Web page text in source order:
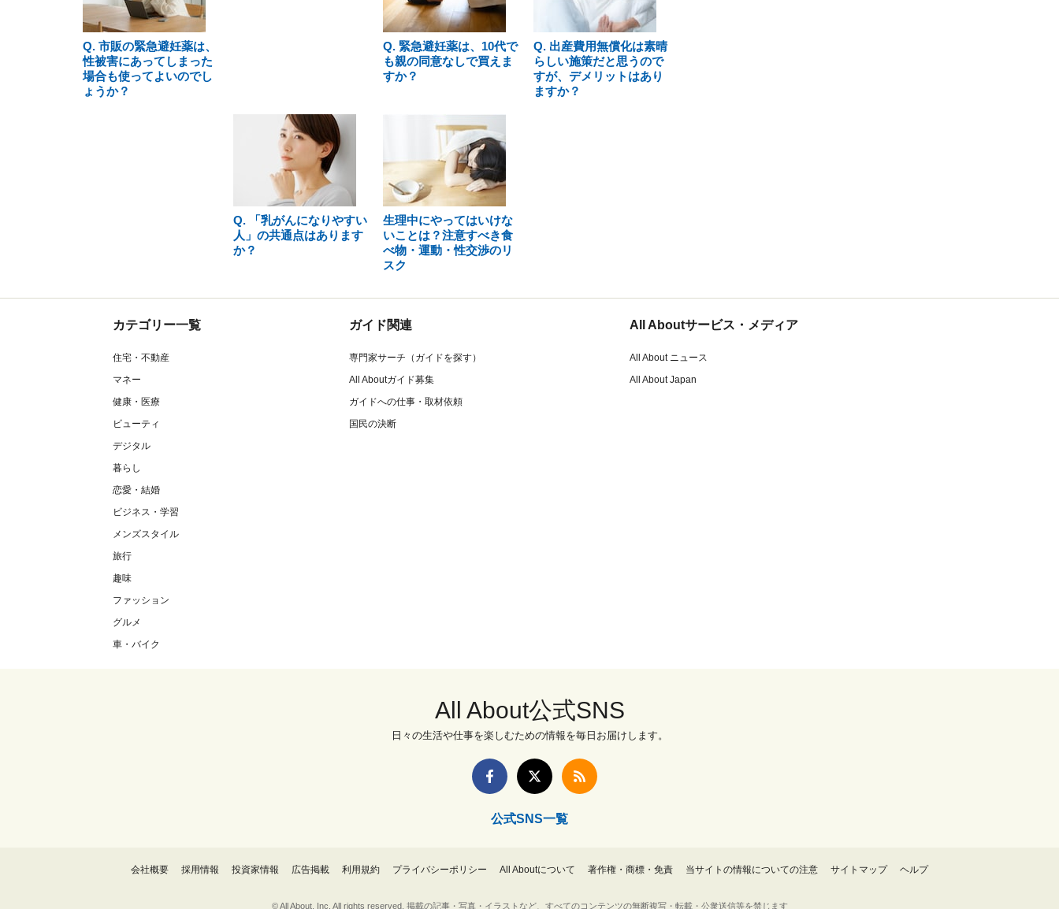
Q. 市販の緊急避妊薬は、
性被害にあってしまった
場合も使ってよいのでし
ょうか？
Q. 緊急避妊薬は、10代で
も親の同意なしで買えま
すか？
Q. 出産費用無償化は素晴
らしい施策だと思うので
すが、デメリットはあり
ますか？
Q. 「乳がんになりやすい
人」の共通点はあります
か？
生理中にやってはいけな
いことは？注意すべき食
べ物・運動・性交渉のリ
スク
カテゴリー一覧
住宅・不動産
マネー
健康・医療
ビューティ
デジタル
暮らし
恋愛・結婚
ビジネス・学習
メンズスタイル
旅行
趣味
ファッション
グルメ
車・バイク
ガイド関連
専門家サーチ（ガイドを探す）
All Aboutガイド募集
ガイドへの仕事・取材依頼
国民の決断
All Aboutサービス・メディア
All About ニュース
All About Japan
All About公式SNS
日々の生活や仕事を楽しむための情報を毎日お届けします。
公式SNS一覧
会社概要 採用情報 投資家情報 広告掲載 利用規約 プライバシーポリシー All Aboutについて 著作権・商標・免責 当サイトの情報についての注意 サイトマップ ヘルプ
© All About, Inc. All rights reserved. 掲載の記事・写真・イラストなど、すべてのコンテンツの無断複写・転載・公衆送信等を禁じます